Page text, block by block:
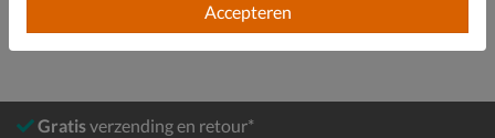
Gratisverzending en retour*
Accepteren